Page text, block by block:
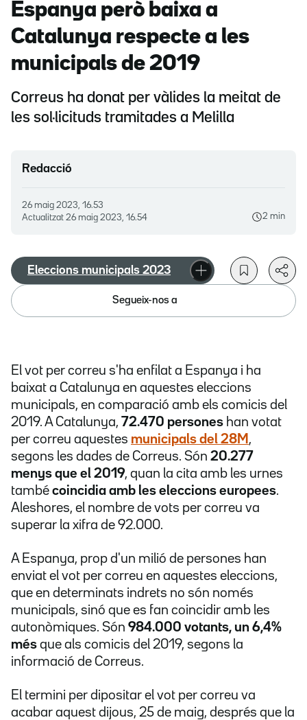
Espanya però baixa a
Catalunya respecte a les
municipals de 2019
Correus ha donat per vàlides la meitat de
les sol·licituds tramitades a Melilla
Redacció
26 maig 2023, 16.53
Actualitzat 26 maig 2023, 16.54 2 min
Eleccions municipals 2023
Segueix-nos a
El vot per correu s'ha enfilat a Espanya i ha
baixat a Catalunya en aquestes eleccions
municipals, en comparació amb els comicis del
2019. A Catalunya, 72.470 persones han votat
per correu aquestes municipals del 28M ,
segons les dades de Correus. Són 20.277
menys que el 2019, quan la cita amb les urnes
també coincidia amb les eleccions europees.
Aleshores, el nombre de vots per correu va
superar la xifra de 92.000.
A Espanya, prop d'un milió de persones han
enviat el vot per correu en aquestes eleccions,
que en determinats indrets no són només
municipals, sinó que es fan coincidir amb les
autonòmiques. Són 984.000 votants, un 6,4%
més que als comicis del 2019, segons la
informació de Correus.
El termini per dipositar el vot per correu va
acabar aquest dijous, 25 de maig, després que la